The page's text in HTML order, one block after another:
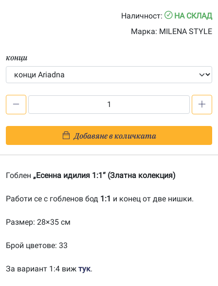
Наличност:
НА СКЛАД
Марка: MILENA STYLE
конци
идилия
1:1-
Добавяне в количката
Гоблен „Есенна идилия 1:1“ (Златна колекция)
Работи се с гобленов бод 1:1 и конец от две нишки.
Размер: 28×35 см
Брой цветове: 33
За вариант 1:4 виж тук.